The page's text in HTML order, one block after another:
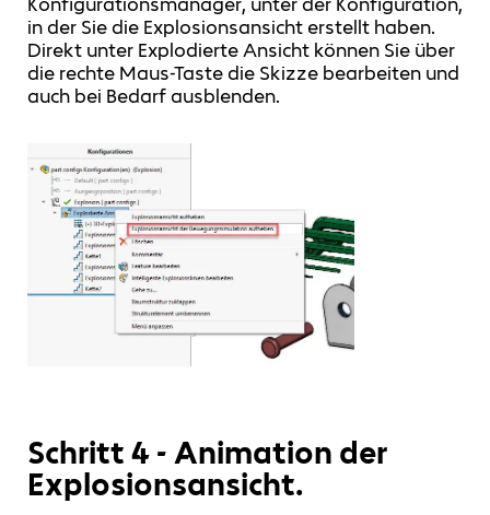
in der Sie die Explosionsansicht erstellt haben.
Direkt unter Explodierte Ansicht können Sie über
die rechte Maus-Taste die Skizze bearbeiten und
auch bei Bedarf ausblenden.
Schritt 4 - Animation der
Explosionsansicht.